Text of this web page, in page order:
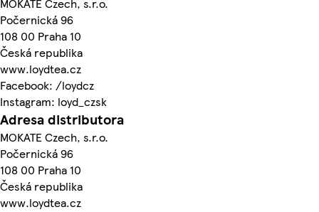
Počernická 96
108 00 Praha 10
Česká republika
www.loydtea.cz
Facebook: /loydcz
Instagram: loyd_czsk
Adresa distributora
MOKATE Czech, s.r.o.
Počernická 96
108 00 Praha 10
Česká republika
www.loydtea.cz